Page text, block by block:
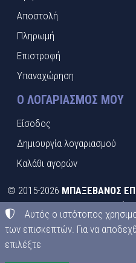
Αποστολή
Πληρωμή
Επιστροφή
Υπαναχώρηση
Ο ΛΟΓΑΡΙΑΣΜΌΣ ΜΟΥ
Είσοδος
Δημιουργία λογαριασμού
Καλάθι αγορών
© 2015-2026 ΜΠΑΞΕΒΑΝΟΣ
ΑΦΜ:EL095413492•
Όροι χρήσης •Πολιτική
Ρυθμίσεις cookies
Αυτός ο ιστότοπος
των επισκεπτών. Για να
επιλέξτε